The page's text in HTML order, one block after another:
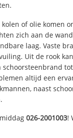
of olie komen
zich aan de
laag. Vaste
Uit de rook
altijd een
naast
026-2001003!